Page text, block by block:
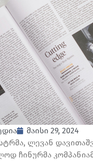
მაისი 29, 2024
ლევან
ჩინურმა